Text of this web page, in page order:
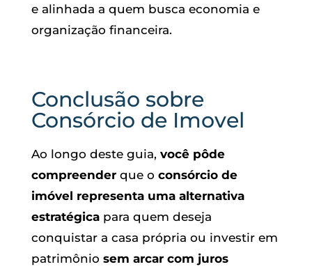
e alinhada a quem busca economia e
organização financeira.
Conclusão sobre
Consórcio de Imovel
Ao longo deste guia, você pôde
compreenderque o consórcio de
imóvel representa uma alternativa
estratégicapara quem deseja
conquistar a casa própria ou investir em
patrimônio sem arcar com juros